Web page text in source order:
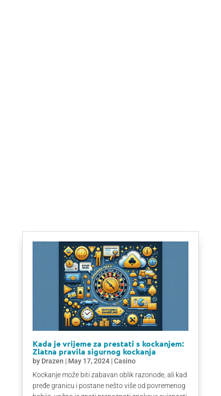
Kada je vrijeme za prestati s kockanjem:
Zlatna pravila sigurnog kockanja
by Drazen | May 17, 2024|Casino
Kockanje može biti zabavan oblik razonode, ali kad
pređe granicu i postane nešto više od povremenog